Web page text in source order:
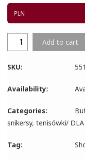
Add to cart
SKU:
Availability:
Categories:
snikersy, tenisówki/
Tag: